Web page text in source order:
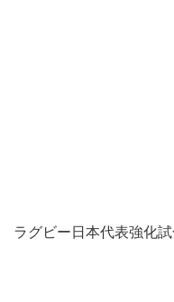
ラグビー日本代表強化試